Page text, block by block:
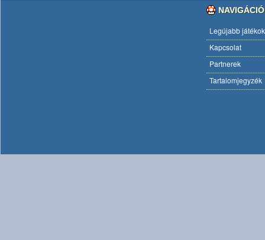
Legújabb játékok
Kapcsolat
Partnerek
Tartalomjegyzék